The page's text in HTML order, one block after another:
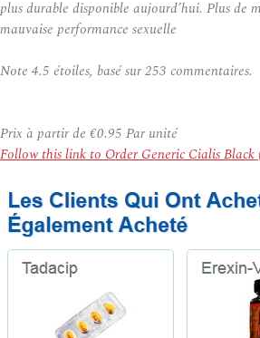
plus durable disponible aujourd’hui. Plus de
mauvaise performance sexuelle
Note 4.5 étoiles, basé sur253 commentaires.
Prix à partir de €0.95 Par unité
Follow this link to Order Generic Cialis